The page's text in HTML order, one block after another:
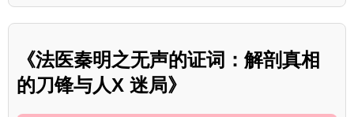
《法医秦明之无声的证词：解剖真相
的刀锋与人X 迷局》